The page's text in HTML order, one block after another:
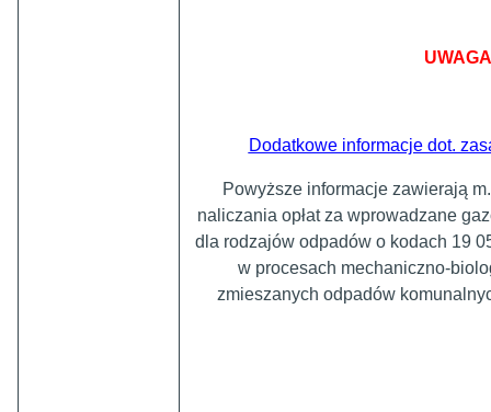
UWAGA
Dodatkowe informacje dot.
Powyższe informacje zawierają
naliczania opłat za wprowadzane
dla rodzajów odpadów o kodach 19
w procesach mechaniczno-
zmieszanych odpadów